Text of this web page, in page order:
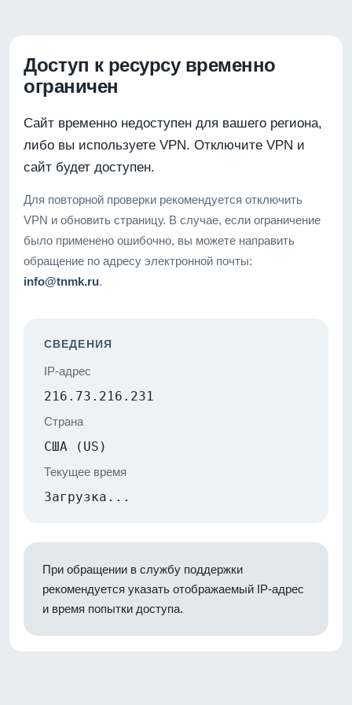
Доступ к ресурсу временно
ограничен
Сайт временно недоступен для вашего региона,
либо вы используете VPN. Отключите VPN и
сайт будет доступен.
Для повторной проверки рекомендуется отключить
VPN и обновить страницу. В случае, если ограничение
было применено ошибочно, вы можете направить
обращение по адресу электронной почты:
info@tnmk.ru.
СВЕДЕНИЯ
IP-адрес
216.73.216.231
Страна
США (US)
Текущее время
Загрузка...
При обращении в службу поддержки
рекомендуется указать отображаемый IP-адрес
и время попытки доступа.